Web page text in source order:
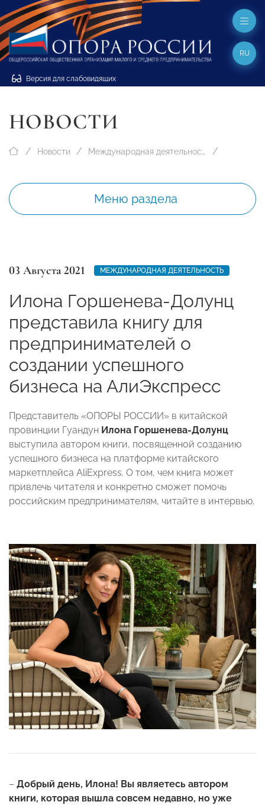
Версия для слабовидящих
RU
НОВОСТИ
Новости Международная деятельность
Меню раздела
03 Августа 2021 МЕЖДУНАРОДНАЯ ДЕЯТЕЛЬНОСТЬ
Илона Горшенева-Долунц
представила книгу для
предпринимателей о
создании успешного
бизнеса на АлиЭкспресс
Представитель «ОПОРЫ РОССИИ» в китайской
провинции Гуандун Илона Горшенева-Долунц
выступила автором книги, посвященной созданию
успешного бизнеса на платформе китайского
маркетплейса AliExpress. О том, чем книга может
привлечь читателя и конкретно сможет помочь
российским предпринимателям, читайте в интервью.
– Добрый день, Илона! Вы являетесь автором
книги, которая вышла совсем недавно, но уже